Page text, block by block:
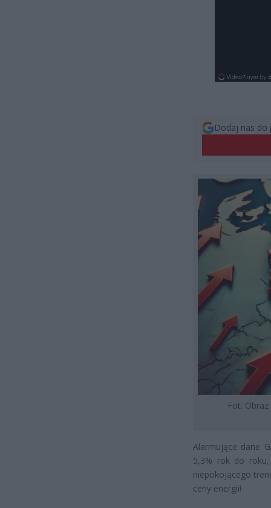
Dodaj nas do
Fot.
Alarmujące dane
5,3% rok do
niepokojącego
ceny energii!